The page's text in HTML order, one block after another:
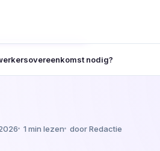
nodig?
1 min lezen door Redactie